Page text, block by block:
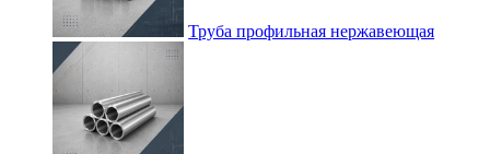
Труба профильная нержавеющая